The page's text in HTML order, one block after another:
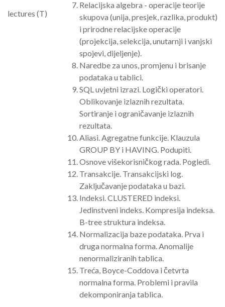
lectures (T)
Relacijska algebra - operacije teorije
skupova (unija, presjek, razlika, produkt)
i prirodne relacijske operacije
(projekcija, selekcija, unutarnji i vanjski
spojevi, dijeljenje).
Naredbe za unos, promjenu i brisanje
podataka u tablici.
SQL uvjetni izrazi. Logički operatori.
Oblikovanje izlaznih rezultata.
Sortiranje i ograničavanje izlaznih
rezultata.
Aliasi. Agregatne funkcije. Klauzula
GROUP BY i HAVING. Podupiti.
Osnove višekorisničkog rada. Pogledi.
Transakcije. Transakcijski log.
Zaključavanje podataka u bazi.
Indeksi. CLUSTERED indeksi.
Jedinstveni indeks. Kompresija indeksa.
B-tree struktura indeksa.
Normalizacija baze podataka. Prva i
druga normalna forma. Anomalije
nenormaliziranih tablica.
Treća, Boyce-Coddova i četvrta
normalna forma. Problemi i pravila
dekomponiranja tablica.